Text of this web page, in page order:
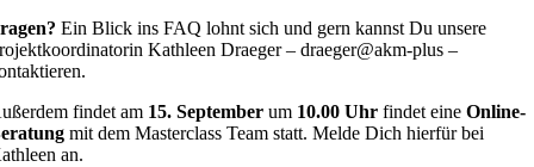
Ein Blick ins FAQ lohnt sich und gern kannst Du unsere
Kathleen Draeger – draeger@akm-plus –
findet am 15. September um 10.00 Uhr findet eineOnline-
mit dem Masterclass Team statt. Melde Dich hierfür bei
an.